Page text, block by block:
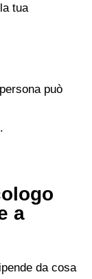
tua
può
a
da cosa